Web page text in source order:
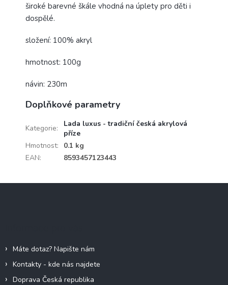
široké barevné škále vhodná na úplety pro děti i
dospělé.
složení: 100% akryl
hmotnost: 100g
návin: 230m
Doplňkové parametry
Kategorie:
Lada luxus - tradiční česká akrylová
příze
Hmotnost:
0.1 kg
EAN: 8593457123443
Máte dotaz? Napište nám
Kontakty - kde nás najdete
Doprava Česká republika